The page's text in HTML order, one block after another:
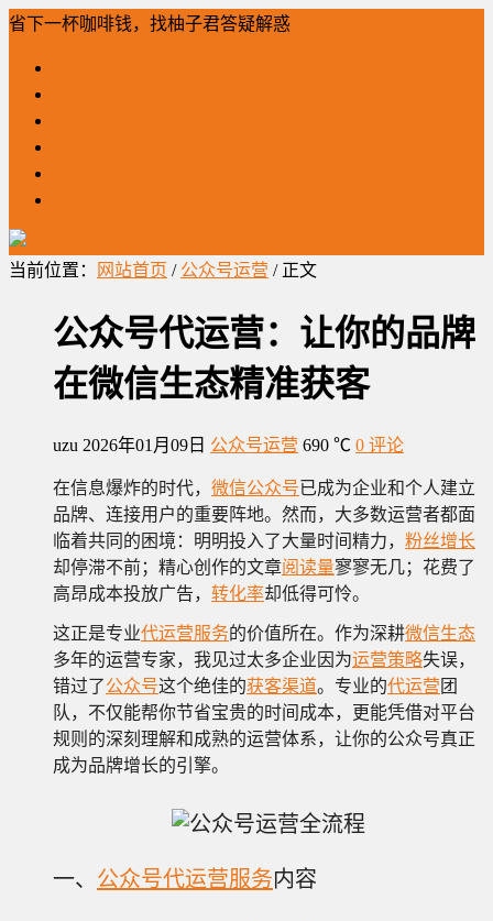
省下一杯咖啡钱，找柚子君答疑解惑
当前位置： 网站首页 / 公众号运营 / 正文
公众号代运营：让你的品牌
在微信生态精准获客
uzu 2026年01月09日 公众号运营 690 ℃ 0 评论
在信息爆炸的时代， 微信公众号已成为企业和个人建立
品牌、连接用户的重要阵地。然而，大多数运营者都面
临着共同的困境：明明投入了大量时间精力， 粉丝增长
却停滞不前；精心创作的文章阅读量寥寥无几；花费了
高昂成本投放广告， 转化率却低得可怜。
这正是专业代运营服务的价值所在。作为深耕微信生态
多年的运营专家，我见过太多企业因为运营策略失误，
错过了公众号这个绝佳的获客渠道。专业的代运营团
队，不仅能帮你节省宝贵的时间成本，更能凭借对平台
规则的深刻理解和成熟的运营体系，让你的公众号真正
成为品牌增长的引擎。
一、 公众号代运营服务内容